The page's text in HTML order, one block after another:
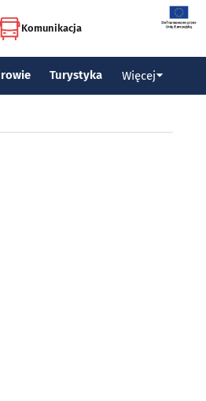
Komunikacja
Turystyka Więcej